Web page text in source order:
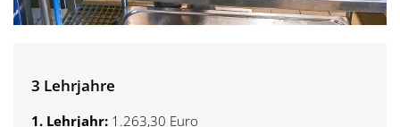
3 Lehrjahre
1. Lehrjahr: 1.263,30 Euro